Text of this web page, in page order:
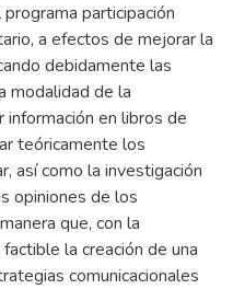
participación
a efectos de mejorar la
debidamente las
modalidad de la
información en libros de
teóricamente los
así como la investigación
opiniones de los
que, con la
la creación de una
comunicacionales